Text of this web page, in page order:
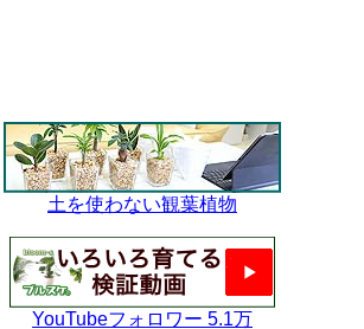
土を使わない観葉植物
YouTubeフォロワー 5.1万